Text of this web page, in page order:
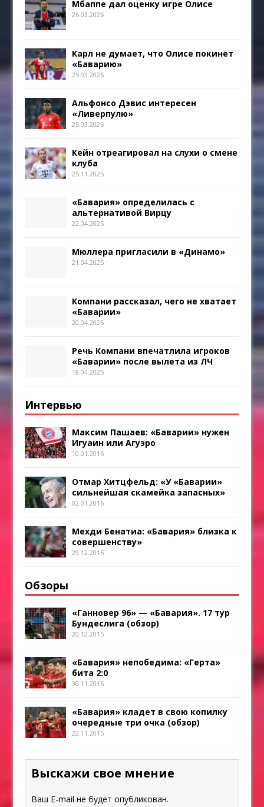
Мбаппе дал оценку игре Олисе
26.03.2026
Карл не думает, что Олисе покинет
«Баварию»
25.03.2026
Альфонсо Дэвис интересен
«Ливерпулю»
25.03.2026
Кейн отреагировал на слухи о смене
клуба
25.11.2025
«Бавария» определилась с
альтернативой Вирцу
22.04.2025
Мюллера пригласили в «Динамо»
21.04.2025
Компани рассказал, чего не хватает
«Баварии»
20.04.2025
Речь Компани впечатлила игроков
«Баварии» после вылета из ЛЧ
18.04.2025
Интервью
Максим Пашаев: «Баварии» нужен
Игуаин или Агуэро
10.01.2016
Отмар Хитцфельд: «У «Баварии»
сильнейшая скамейка запасных»
02.01.2016
Мехди Бенатиа: «Бавария» близка к
совершенству»
29.12.2015
Обзоры
«Ганновер 96» — «Бавария». 17 тур
Бундеслига (обзор)
20.12.2015
«Бавария» непобедима: «Герта»
бита 2:0
30.11.2015
«Бавария» кладет в свою копилку
очередные три очка (обзор)
22.11.2015
Выскажи свое мнение
Ваш E-mail не будет опубликован.